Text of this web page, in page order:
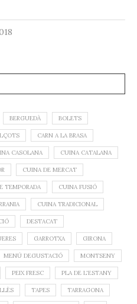
BERGUEDÀ BOLETS
CARN A LA BRASA
CASOLANA CUINA CATALANA
CUINA DE MERCAT
TEMPORADA CUINA FUSIÓ
CUINA TRADICIONAL
DESTACAT
GARROTXA GIRONA
MENÚ DEGUSTACIÓ MONTSENY
PEIX FRESC PLA DE L'ESTANY
TAPES TARRAGONA